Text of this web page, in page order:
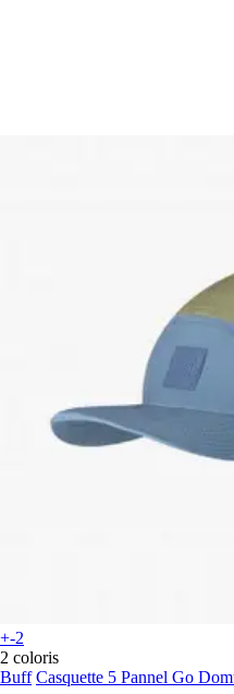
+-2
2 coloris
Buff Casquette 5 Pannel Go